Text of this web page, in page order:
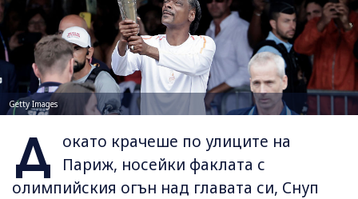
Getty Images
Д
окатo крачеше по улиците на
Париж, носейки факлата с
олимпийския огън над главата си, Снуп